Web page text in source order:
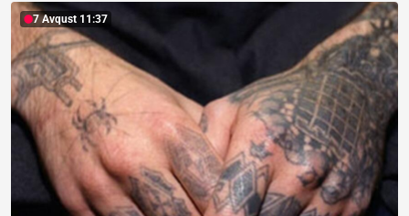
7 Avqust 11:37